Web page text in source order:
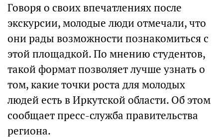
Говоря о своих впечатлениях после
экскурсии, молодые люди отмечали, что
они рады возможности познакомиться с
этой площадкой. По мнению студентов,
такой формат позволяет лучше узнать о
том, какие точки роста для молодых
людей есть в Иркутской области. Об этом
сообщает пресс-служба правительства
региона.